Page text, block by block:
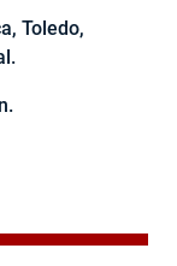
Toledo,